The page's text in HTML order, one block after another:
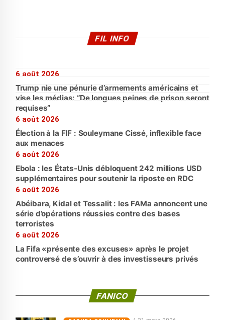
FIL INFO
6 août 2026
Trump nie une pénurie d’armements américains et
vise les médias: “De longues peines de prison seront
requises”
6 août 2026
Élection à la FIF : Souleymane Cissé, inflexible face
aux menaces
6 août 2026
Ebola : les États-Unis débloquent 242 millions USD
supplémentaires pour soutenir la riposte en RDC
6 août 2026
Abéibara, Kidal et Tessalit : les FAMa annoncent une
série d’opérations réussies contre des bases
terroristes
6 août 2026
La Fifa «présente des excuses» après le projet
controversé de s’ouvrir à des investisseurs privés
FANICO